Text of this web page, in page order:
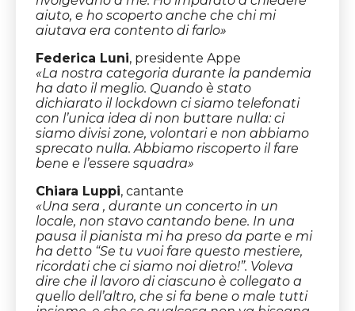
aiuto, e ho scoperto anche che chi mi
aiutava era contento di farlo»
Federica Luni, presidente Appe
«La nostra categoria durante la pandemia
ha dato il meglio. Quando è stato
dichiarato il lockdown ci siamo telefonati
con l’unica idea di non buttare nulla: ci
siamo divisi zone, volontari e non abbiamo
sprecato nulla. Abbiamo riscoperto il fare
bene e l’essere squadra»
Chiara Luppi, cantante
«Una sera , durante un concerto in un
locale, non stavo cantando bene. In una
pausa il pianista mi ha preso da parte e mi
ha detto “Se tu vuoi fare questo mestiere,
ricordati che ci siamo noi dietro!”. Voleva
dire che il lavoro di ciascuno è collegato a
quello dell’altro, che si fa bene o male tutti